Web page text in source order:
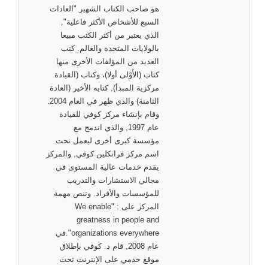
هو صاحب الكتاب الشهير "العادات
السبع للأشخاص الأكثر فاعلية",
الذي يعتبر من أكثر الكتب مبيعا
بالولايات المتحدة والعالم. كتب
العديد من المؤلفات الأخرى منها
كتاب (الأَوْلى أولا)، وكتاب (القيادة
مركزية المبدأ), كتابه الأخير (العادة
الثامنة) والذي ظهر في العام 2004.
وقام بإنشاء مركز كوفي للقيادة
عام 1997, والذي اندمج مع
مؤسسة كبرى أخرى ليعمل تحت
اسم مركز فرانكلين كوفي, والمركز
يقدم خدمات عالية المستوى في
مجالي الاستشارات والتدريب
للمؤسسات والأفراد. وتنص مهمة
المركز على : "We enable
greatness in people and
organizations everywhere".في
عام 2008, قام د. كوفي بإطلاق
موقع خدمي على الإنترنت تحت